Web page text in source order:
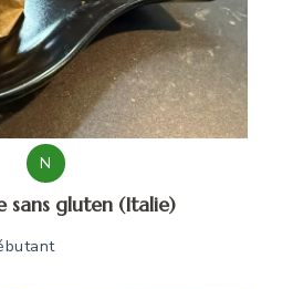
N
sans gluten (Italie)